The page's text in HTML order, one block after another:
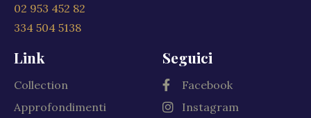
02 953 452 82
334 504 5138
Link
Collection
Approfondimenti
Seguici
Facebook
Instagram